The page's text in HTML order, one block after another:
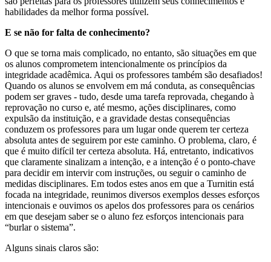
habilidades da melhor forma possível.
E se não for falta de conhecimento?
O que se torna mais complicado, no entanto, são situações em que
os alunos comprometem intencionalmente os princípios da
integridade acadêmica. Aqui os professores também são desafiados!
Quando os alunos se envolvem em má conduta, as consequências
podem ser graves - tudo, desde uma tarefa reprovada, chegando à
reprovação no curso e, até mesmo, ações disciplinares, como
expulsão da instituição, e a gravidade destas consequências
conduzem os professores para um lugar onde querem ter certeza
absoluta antes de seguirem por este caminho. O problema, claro, é
que é muito difícil ter certeza absoluta. Há, entretanto, indicativos
que claramente sinalizam a intenção, e a intenção é o ponto-chave
para decidir em intervir com instruções, ou seguir o caminho de
medidas disciplinares. Em todos estes anos em que a Turnitin está
focada na integridade, reunimos diversos exemplos desses esforços
intencionais e ouvimos os apelos dos professores para os cenários
em que desejam saber se o aluno fez esforços intencionais para
“burlar o sistema”.
Alguns sinais claros são: